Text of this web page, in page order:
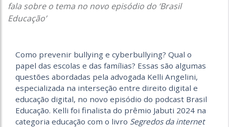
fala sobre o tema no novo episódio do ‘Brasil
Educação’
Como prevenir bullying e cyberbullying? Qual o
papel das escolas e das famílias? Essas são algumas
questões abordadas pela advogada Kelli Angelini,
especializada na interseção entre direito digital e
educação digital, no novo episódio do podcast Brasil
Educação. Kelli foi finalista do prêmio Jabuti 2024 na
categoria educação com o livro Segredos da internet